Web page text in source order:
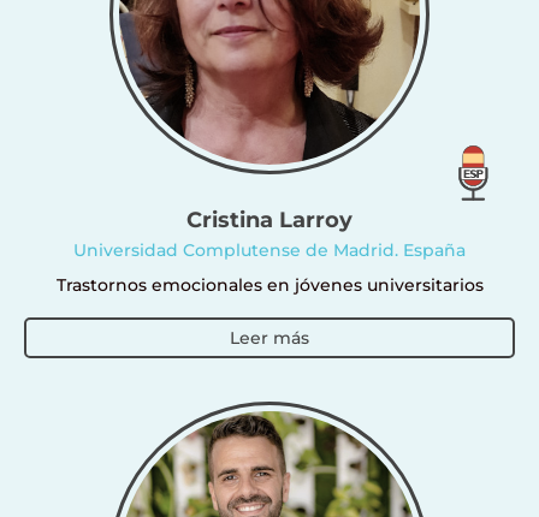
Cristina Larroy
Universidad Complutense de Madrid. España
Trastornos emocionales en jóvenes universitarios
Leer más